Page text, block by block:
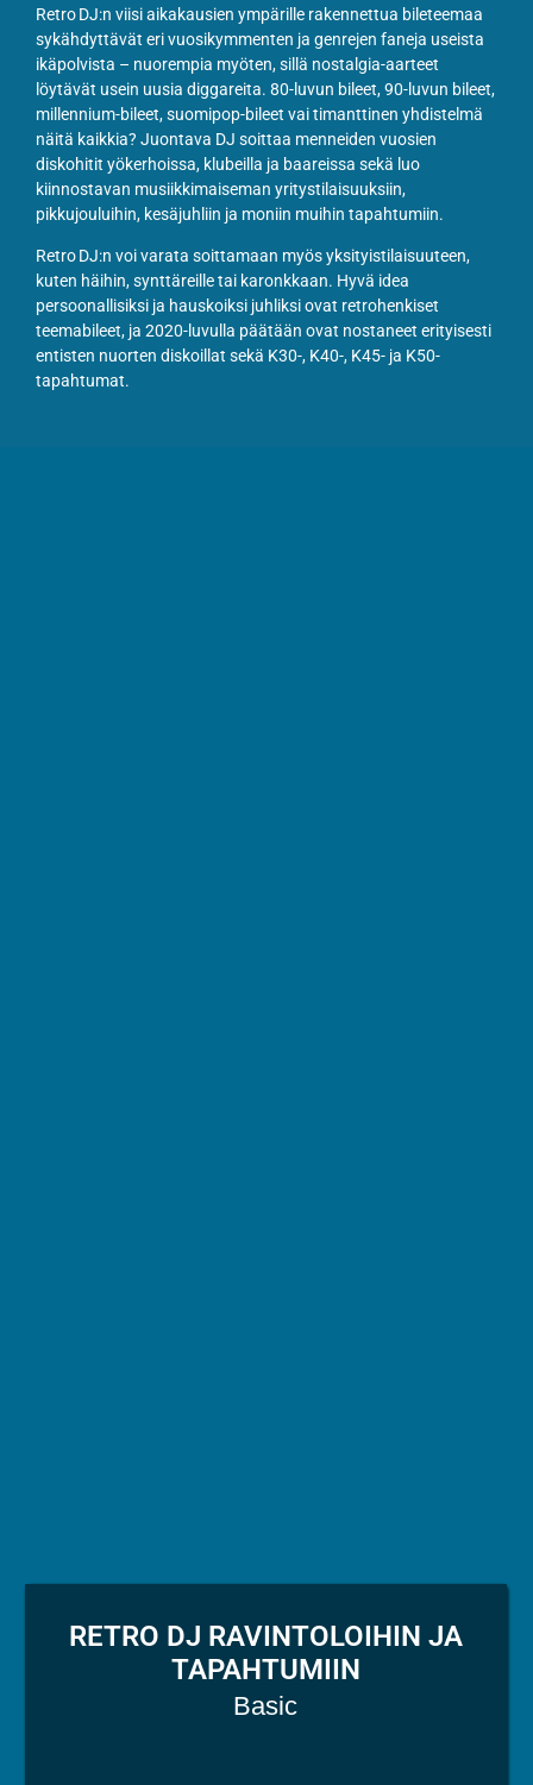
Retro DJ:n viisi aikakausien ympärille rakennettua bileteemaa
sykähdyttävät eri vuosikymmenten ja genrejen faneja useista
ikäpolvista – nuorempia myöten, sillä nostalgia-aarteet
löytävät usein uusia diggareita. 80-luvun bileet, 90-luvun bileet,
millennium-bileet, suomipop-bileet vai timanttinen yhdistelmä
näitä kaikkia? Juontava DJ soittaa menneiden vuosien
diskohitit yökerhoissa, klubeilla ja baareissa sekä luo
kiinnostavan musiikkimaiseman yritystilaisuuksiin,
pikkujouluihin, kesäjuhliin ja moniin muihin tapahtumiin.
Retro DJ:n voi varata soittamaan myös yksityistilaisuuteen,
kuten häihin, synttäreille tai karonkkaan. Hyvä idea
persoonallisiksi ja hauskoiksi juhliksi ovat retrohenkiset
teemabileet, ja 2020-luvulla päätään ovat nostaneet erityisesti
entisten nuorten diskoillat sekä K30-, K40-, K45- ja K50-
tapahtumat.
RETRO DJ RAVINTOLOIHIN JA
TAPAHTUMIIN
Basic